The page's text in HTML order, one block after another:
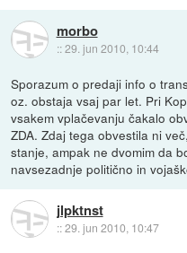
morbo
::29. jun 2010, 10:44
Sporazum o predaji info o
oz. obstaja vsaj par let. Pri
vsakem vplačevanju čakalo
ZDA. Zdaj tega obvestila ni
stanje, ampak ne dvomim da
navsezadnje politično in
jlpktnst
::29. jun 2010, 10:47